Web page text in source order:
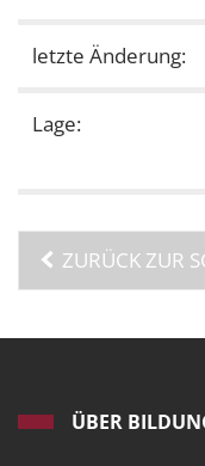
letzte Änderung:
Lage:
ZURÜCK ZUR
ÜBER